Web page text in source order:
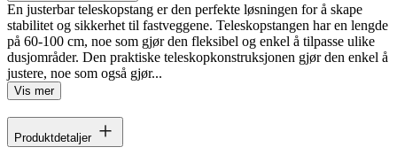
En justerbar teleskopstang er den perfekte løsningen for å skape
stabilitet og sikkerhet til fastveggene. Teleskopstangen har en lengde
på 60-100 cm, noe som gjør den fleksibel og enkel å tilpasse ulike
dusjområder. Den praktiske teleskopkonstruksjonen gjør den enkel å
justere, noe som også gjør...
Vis mer
Produktdetaljer